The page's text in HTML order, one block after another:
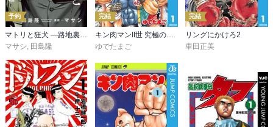
予約
マサシ 田島隆
完結
ゆでたまご
完結
リングにかけろ2
車田正美